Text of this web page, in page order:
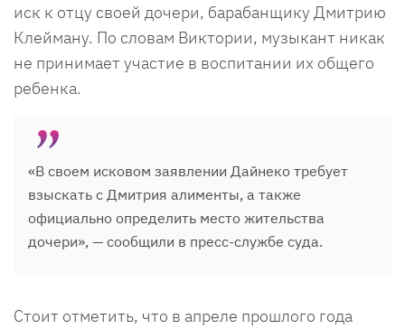
иск к отцу своей дочери, барабанщику Дмитрию
Клейману. По словам Виктории, музыкант никак
не принимает участие в воспитании их общего
ребенка.
«В своем исковом заявлении Дайнеко требует
взыскать с Дмитрия алименты, а также
официально определить место жительства
дочери», — сообщили в пресс-службе суда.
Стоит отметить, что в апреле прошлого года